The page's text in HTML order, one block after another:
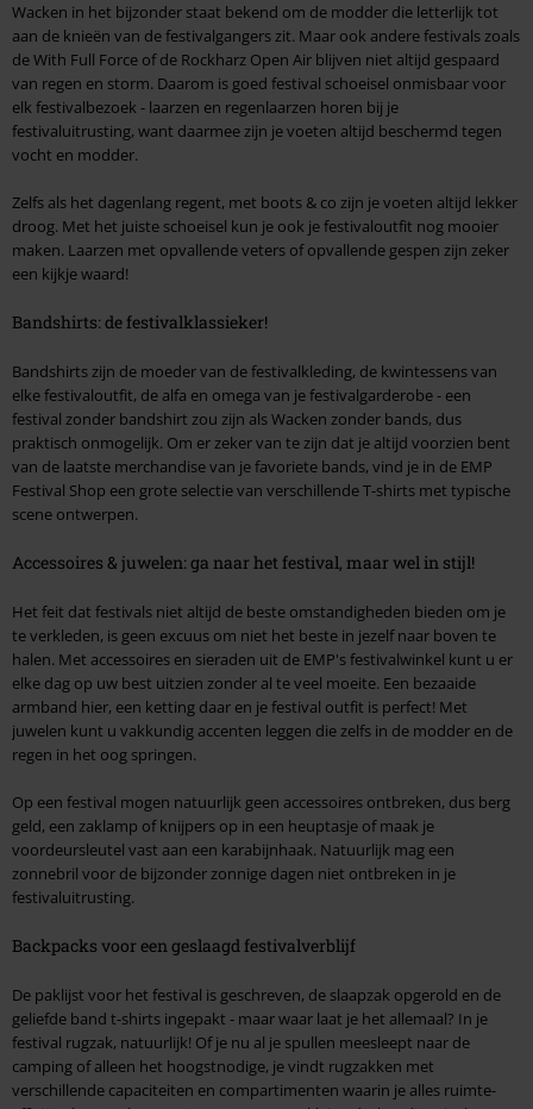
Wacken in het bijzonder staat bekend om de modder die letterlijk tot
aan de knieën van de festivalgangers zit. Maar ook andere festivals zoals
de With Full Force of de Rockharz Open Air blijven niet altijd gespaard
van regen en storm. Daarom is goed festival schoeisel onmisbaar voor
elk festivalbezoek - laarzen en regenlaarzen horen bij je
festivaluitrusting, want daarmee zijn je voeten altijd beschermd tegen
vocht en modder.
Zelfs als het dagenlang regent, met boots & co zijn je voeten altijd lekker
droog. Met het juiste schoeisel kun je ook je festivaloutfit nog mooier
maken. Laarzen met opvallende veters of opvallende gespen zijn zeker
een kijkje waard!
Bandshirts: de festivalklassieker!
Bandshirts zijn de moeder van de festivalkleding, de kwintessens van
elke festivaloutfit, de alfa en omega van je festivalgarderobe - een
festival zonder bandshirt zou zijn als Wacken zonder bands, dus
praktisch onmogelijk. Om er zeker van te zijn dat je altijd voorzien bent
van de laatste merchandise van je favoriete bands, vind je in de EMP
Festival Shop een grote selectie van verschillende T-shirts met typische
scene ontwerpen.
Accessoires & juwelen: ga naar het festival, maar wel in stijl!
Het feit dat festivals niet altijd de beste omstandigheden bieden om je
te verkleden, is geen excuus om niet het beste in jezelf naar boven te
halen. Met accessoires en sieraden uit de EMP's festivalwinkel kunt u er
elke dag op uw best uitzien zonder al te veel moeite. Een bezaaide
armband hier, een ketting daar en je festival outfit is perfect! Met
juwelen kunt u vakkundig accenten leggen die zelfs in de modder en de
regen in het oog springen.
Op een festival mogen natuurlijk geen accessoires ontbreken, dus berg
geld, een zaklamp of knijpers op in een heuptasje of maak je
voordeursleutel vast aan een karabijnhaak. Natuurlijk mag een
zonnebril voor de bijzonder zonnige dagen niet ontbreken in je
festivaluitrusting.
Backpacks voor een geslaagd festivalverblijf
De paklijst voor het festival is geschreven, de slaapzak opgerold en de
geliefde band t-shirts ingepakt - maar waar laat je het allemaal? In je
festival rugzak, natuurlijk! Of je nu al je spullen meesleept naar de
camping of alleen het hoogstnodige, je vindt rugzakken met
verschillende capaciteiten en compartimenten waarin je alles ruimte-